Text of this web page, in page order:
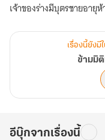
เจ้าของร่างมีบุตรชายอายุห้าขวบ
เรื่องนี้ยังมี
ข้ามมิ
อีบุ๊กจากเรื่องนี้